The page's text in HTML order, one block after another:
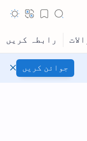
جوائن کریں